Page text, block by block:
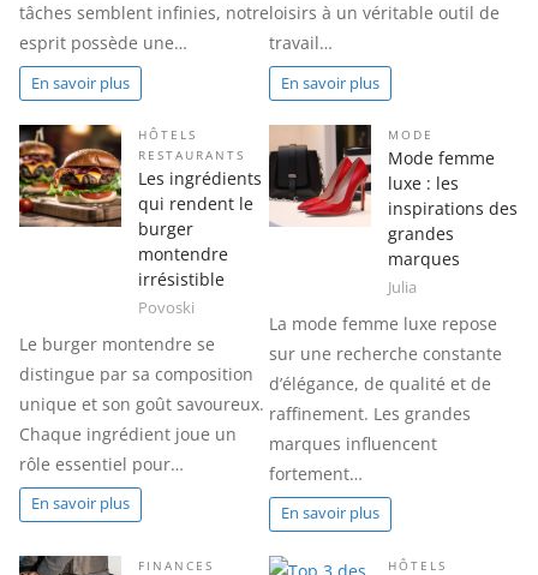
tâches semblent infinies, notre
esprit possède une…
En savoir plus
loisirs à un véritable outil de
travail…
En savoir plus
HÔTELS
RESTAURANTS
Les ingrédients
qui rendent le
burger
montendre
irrésistible
Povoski
Le burger montendre se
distingue par sa composition
unique et son goût savoureux.
Chaque ingrédient joue un
rôle essentiel pour…
En savoir plus
MODE
Mode femme
luxe : les
inspirations des
grandes
marques
Julia
La mode femme luxe repose
sur une recherche constante
d’élégance, de qualité et de
raffinement. Les grandes
marques influencent
fortement…
En savoir plus
FINANCES
HÔTELS